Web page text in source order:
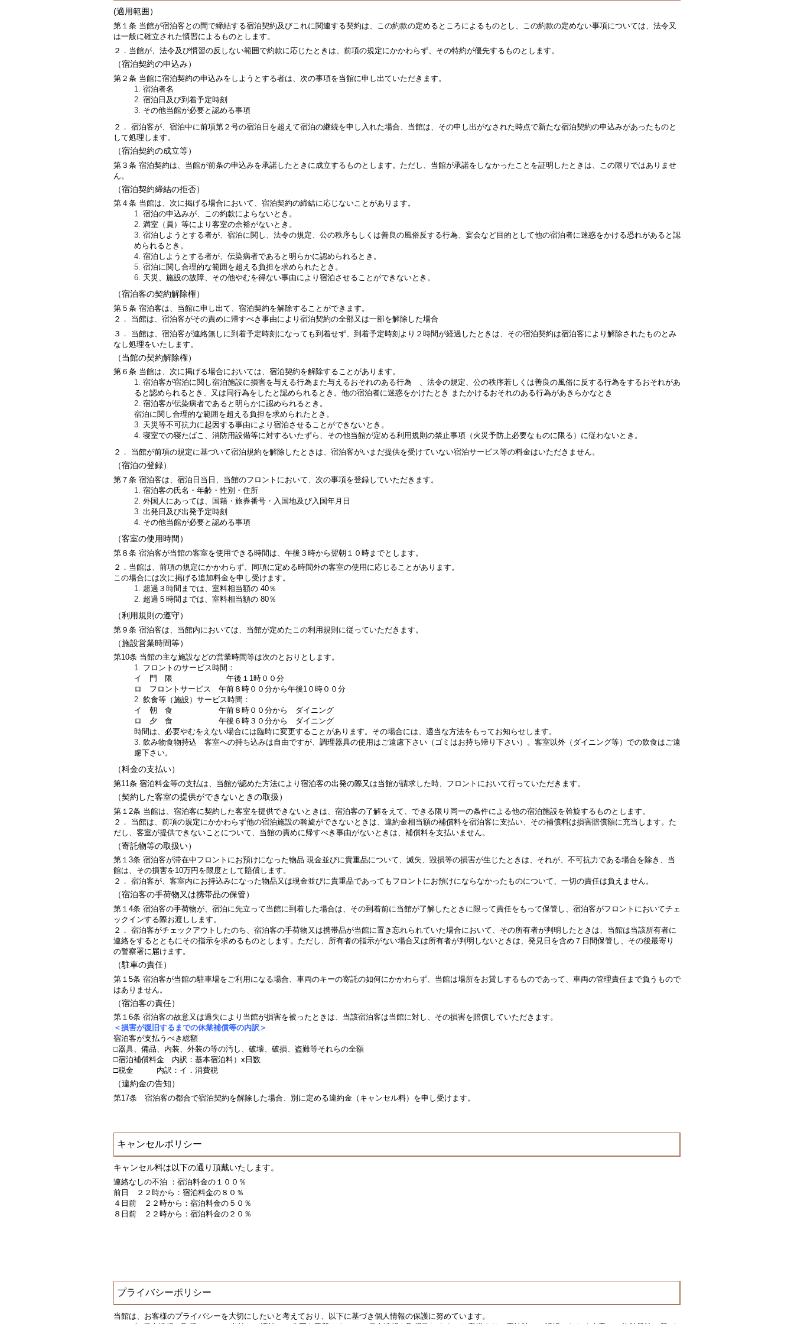
(適用範囲）
第１条 当館が宿泊客との間で締結する宿泊契約及びこれに関連する契約は、この約款の定めるところによるものとし、この約款の定めない事項については、法令又
は一般に確立された慣習によるものとします。
２．当館が、法令及び慣習の反しない範囲で約款に応じたときは、前項の規定にかかわらず、その特約が優先するものとします。
（宿泊契約の申込み）
第２条 当館に宿泊契約の申込みをしようとする者は、次の事項を当館に申し出ていただきます。
宿泊者名
宿泊日及び到着予定時刻
その他当館が必要と認める事項
２． 宿泊客が、宿泊中に前項第２号の宿泊日を超えて宿泊の継続を申し入れた場合、当館は、その申し出がなされた時点で新たな宿泊契約の申込みがあったものと
して処理します。
（宿泊契約の成立等）
第３条 宿泊契約は、当館が前条の申込みを承諾したときに成立するものとします。ただし、当館が承諾をしなかったことを証明したときは、この限りではありませ
ん。
（宿泊契約締結の拒否）
第４条 当館は、次に掲げる場合において、宿泊契約の締結に応じないことがあります。
宿泊の申込みが、この約款によらないとき。
満室（員）等により客室の余裕がないとき。
宿泊しようとする者が、宿泊に関し、法令の規定、公の秩序もしくは善良の風俗反する行為、宴会など目的として他の宿泊者に迷惑をかける恐れがあると認
められるとき。
宿泊しようとする者が、伝染病者であると明らかに認められるとき。
宿泊に関し合理的な範囲を超える負担を求められたとき。
天災、施設の故障、その他やむを得ない事由により宿泊させることができないとき。
（宿泊客の契約解除権）
第５条 宿泊客は、当館に申し出て、宿泊契約を解除することができます。
２． 当館は、宿泊客がその責めに帰すべき事由により宿泊契約の全部又は一部を解除した場合
３． 当館は、宿泊客が連絡無しに到着予定時刻になっても到着せず、到着予定時刻より２時間が経過したときは、その宿泊契約は宿泊客により解除されたものとみ
なし処理をいたします。
（当館の契約解除権）
第６条 当館は、次に掲げる場合においては、宿泊契約を解除することがあります。
宿泊客が宿泊に関し宿泊施設に損害を与える行為また与えるおそれのある行為 、法令の規定、公の秩序若しくは善良の風俗に反する行為をするおそれがあ
ると認められるとき、又は同行為をしたと認められるとき。他の宿泊者に迷惑をかけたとき またかけるおそれのある行為があきらかなとき
宿泊客が伝染病者であると明らかに認められるとき。
宿泊に関し合理的な範囲を超える負担を求められたとき。
天災等不可抗力に起因する事由により宿泊させることができないとき。
寝室での寝たばこ、消防用設備等に対するいたずら、その他当館が定める利用規則の禁止事項（火災予防上必要なものに限る）に従わないとき。
２． 当館が前項の規定に基づいて宿泊規約を解除したときは、宿泊客がいまだ提供を受けていない宿泊サービス等の料金はいただきません。
（宿泊の登録）
第７条 宿泊客は、宿泊日当日、当館のフロントにおいて、次の事項を登録していただきます。
宿泊客の氏名・年齢・性別・住所
外国人にあっては、国籍・旅券番号・入国地及び入国年月日
出発日及び出発予定時刻
その他当館が必要と認める事項
（客室の使用時間）
第８条 宿泊客が当館の客室を使用できる時間は、午後３時から翌朝１０時までとします。
２．当館は、前項の規定にかかわらず、同項に定める時間外の客室の使用に応じることがあります。
この場合には次に掲げる追加料金を申し受けます。
超過３時間までは、室料相当額の 40％
超過５時間までは、室料相当額の 80％
（利用規則の遵守）
第９条 宿泊客は、当館内においては、当館が定めたこの利用規則に従っていただきます。
（施設営業時間等）
第10条 当館の主な施設などの営業時間等は次のとおりとします。
フロントのサービス時間：
イ 門 限 午後１1時００分
ロ フロントサービス 午前８時００分から午後1０時００分
飲食等（施設）サービス時間：
イ 朝 食 午前８時００分から ダイニング
ロ 夕 食 午後６時３０分から ダイニング
時間は、必要やむをえない場合には臨時に変更することがあります。その場合には、適当な方法をもってお知らせします。
飲み物食物持込 客室への持ち込みは自由ですが、調理器具の使用はご遠慮下さい（ゴミはお持ち帰り下さい）。客室以外（ダイニング等）での飲食はご遠
慮下さい。
（料金の支払い）
第11条 宿泊料金等の支払は、当館が認めた方法により宿泊客の出発の際又は当館が請求した時、フロントにおいて行っていただきます。
（契約した客室の提供ができないときの取扱）
第１2条 当館は、宿泊客に契約した客室を提供できないときは、宿泊客の了解をえて、できる限り同一の条件による他の宿泊施設を斡旋するものとします。
２． 当館は、前項の規定にかかわらず他の宿泊施設の斡旋ができないときは、違約金相当額の補償料を宿泊客に支払い、その補償料は損害賠償額に充当します。た
だし、客室が提供できないことについて、当館の責めに帰すべき事由がないときは、補償料を支払いません。
（寄託物等の取扱い）
第１3条 宿泊客が滞在中フロントにお預けになった物品 現金並びに貴重品について、滅失、毀損等の損害が生じたときは、それが、不可抗力である場合を除き、当
館は、その損害を10万円を限度として賠償します。
２． 宿泊客が、客室内にお持込みになった物品又は現金並びに貴重品であってもフロントにお預けにならなかったものについて、一切の責任は負えません。
（宿泊客の手荷物又は携帯品の保管）
第１4条 宿泊客の手荷物が、宿泊に先立って当館に到着した場合は、その到着前に当館が了解したときに限って責任をもって保管し、宿泊客がフロントにおいてチェ
ックインする際お渡しします。
２． 宿泊客がチェックアウトしたのち、宿泊客の手荷物又は携帯品が当館に置き忘れられていた場合において、その所有者が判明したときは、当館は当該所有者に
連絡をするとともにその指示を求めるものとします。ただし、所有者の指示がない場合又は所有者が判明しないときは、発見日を含め７日間保管し、その後最寄り
の警察署に届けます。
（駐車の責任）
第１5条 宿泊客が当館の駐車場をご利用になる場合、車両のキーの寄託の如何にかかわらず、当館は場所をお貸しするものであって、車両の管理責任まで負うもので
はありません。
（宿泊客の責任）
第１6条 宿泊客の故意又は過失により当館が損害を被ったときは、当該宿泊客は当館に対し、その損害を賠償していただきます。
＜損害が復旧するまでの休業補償等の内訳＞
宿泊客が支払うべき総額
□器具、備品、内装、外装の等の汚し、破壊、破損、盗難等それらの全額
□宿泊補償料金 内訳：基本宿泊料）x日数
□税金 内訳：イ．消費税
（違約金の告知）
第17条 宿泊客の都合で宿泊契約を解除した場合、別に定める違約金（キャンセル料）を申し受けます。
キャンセルポリシー
キャンセル料は以下の通り頂戴いたします。
連絡なしの不泊 ：宿泊料金の１００％
前日 ２２時から：宿泊料金の８０％
４日前 ２２時から：宿泊料金の５０％
８日前 ２２時から：宿泊料金の２０％
プライバシーポリシー
当館は、お客様のプライバシーを大切にしたいと考えており、以下に基づき個人情報の保護に努めています。